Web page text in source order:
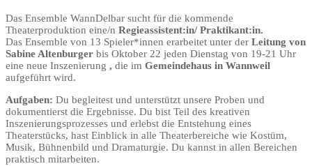
Das Ensemble WannDelbar sucht für die kommende
Theaterproduktion eine/n Regieassistent:in/ Praktikant:in.
Das Ensemble von 13 Spieler*innen erarbeitet unter der Leitung von
Sabine Altenburger bis Oktober 22 jeden Dienstag von 19-21 Uhr
eine neue Inszenierung , die im Gemeindehaus in Wannweil
aufgeführt wird.
Aufgaben: Du begleitest und unterstützt unsere Proben und
dokumentierst die Ergebnisse. Du bist Teil des kreativen
Inszenierungsprozesses und erlebst die Entstehung eines
Theaterstücks, hast Einblick in alle Theaterbereiche wie Kostüm,
Musik, Bühnenbild und Dramaturgie. Du kannst in allen Bereichen
praktisch mitarbeiten.